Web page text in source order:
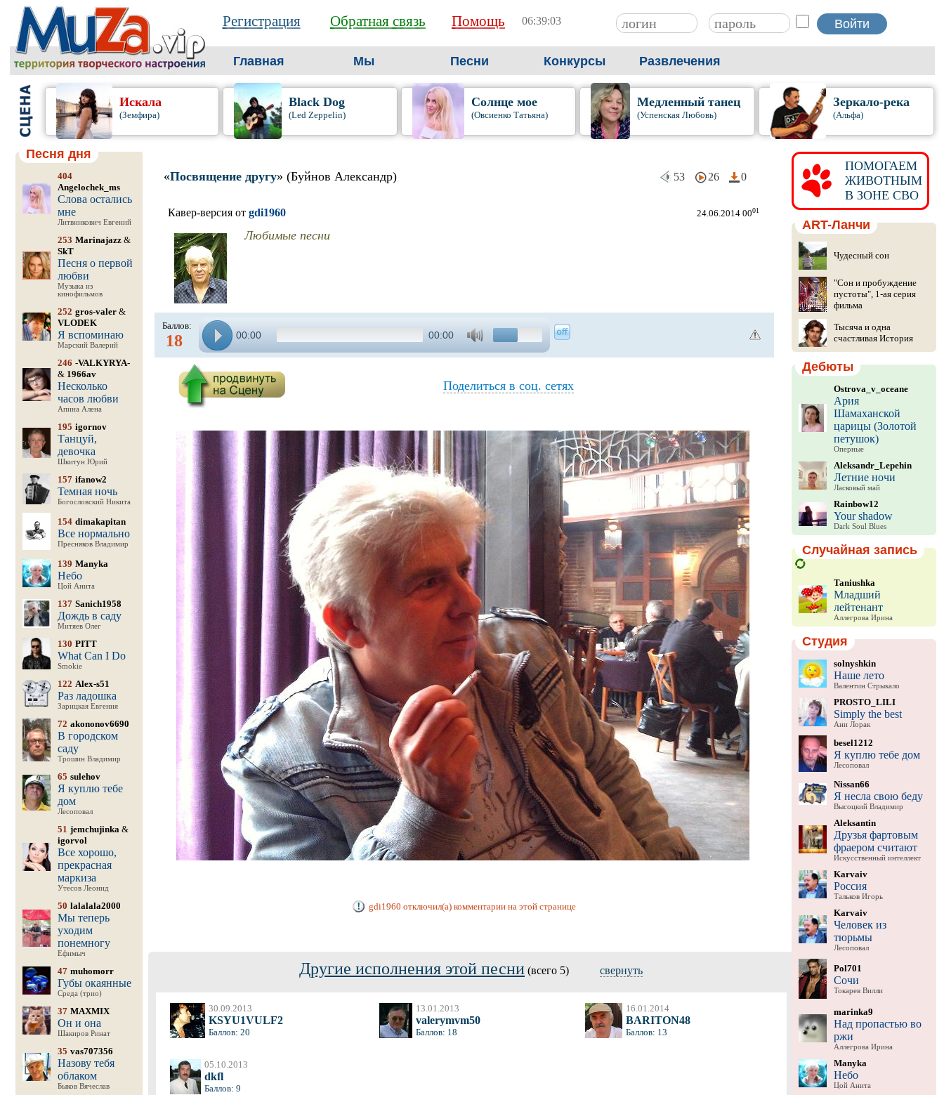
Регистрация Обратная связь Помощь 06:39:04
Главная Мы Песни Конкурсы Развлечения
Искала
(Земфира)
Black Dog
(Led Zeppelin)
Солнце мое
(Овсиенко Татьяна)
Медленный танец
(Успенская Любовь)
Зеркало-река
(Альфа)
Песня дня
404
Angelochek_ms
Слова остались
мне
Литвинкович Евгений
253 Marinajazz&
SkT
Песня о первой
любви
Музыка из
кинофильмов
252 gros-valer&
VLODEK
Я вспоминаю
Марский Валерий
246 -VALKYRYA-
& 1966av
Несколько
часов любви
Апина Алена
195 igornov
Танцуй,
девочка
Шкитун Юрий
157 ifanow2
Темная ночь
Богословский Никита
154 dimakapitan
Все нормально
Пресняков Владимир
139 Manyka
Небо
Цой Анита
137 Sanich1958
Дождь в саду
Митяев Олег
130 PITT
What Can I Do
Smokie
122 Alex-s51
Раз ладошка
Зарицкая Евгения
72 akononov6690
В городском
саду
Трошин Владимир
65 sulehov
Я куплю тебе
дом
Лесоповал
51 jemchujinka&
igorvol
Все хорошо,
прекрасная
маркиза
Утесов Леонид
50 lalalala2000
Мы теперь
уходим
понемногу
Ефимыч
47 muhomorr
Губы окаянные
Среда (трио)
37 MAXMIX
Он и она
Шакиров Ринат
35 vas707356
Назову тебя
облаком
Быков Вячеслав
«Посвящение другу» (Буйнов Александр) 53 26 0
Кавер-версия от gdi1960 24.06.2014 0001
Любимые песни
Баллов:
18 00:00 00:00
Поделиться в соц. сетях
gdi1960 отключил(а) комментарии на этой странице
Другие исполнения этой песни (всего 5) свернуть
30.09.2013
KSYU1VULF2
Баллов: 20
13.01.2013
valerymvm50
Баллов: 18
16.01.2014
BARITON48
Баллов: 13
05.10.2013
dkfl
Баллов: 9
ПОМОГАЕМ
ЖИВОТНЫМ
В ЗОНЕ СВО
ART-Ланчи
Чудесный сон
"Сон и пробуждение
пустоты", 1-ая серия
фильма
Тысяча и одна
счастливая История
Дебюты
Ostrova_v_oceane
Ария
Шамаханской
царицы (Золотой
петушок)
Оперные
Aleksandr_Lepehin
Летние ночи
Ласковый май
Rainbow12
Your shadow
Dark Soul Blues
Случайная запись
Taniushka
Младший
лейтенант
Аллегрова Ирина
Студия
solnyshkin
Наше лето
Валентин Стрыкало
PROSTO_LILI
Simply the best
Ани Лорак
besel1212
Я куплю тебе дом
Лесоповал
Nissan66
Я несла свою беду
Высоцкий Владимир
Aleksantin
Друзья фартовым
фраером считают
Искусственный интеллект
Karvaiv
Россия
Тальков Игорь
Karvaiv
Человек из
тюрьмы
Лесоповал
Pol701
Сочи
Токарев Вилли
marinka9
Над пропастью во
ржи
Аллегрова Ирина
Manyka
Небо
Цой Анита